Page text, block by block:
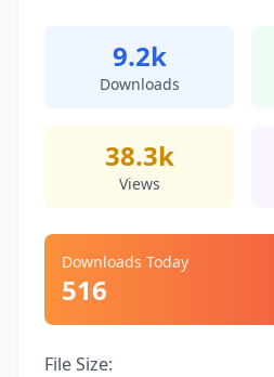
9.2k
Downloads
38.3k
Views
Downloads Today
516
File Size: